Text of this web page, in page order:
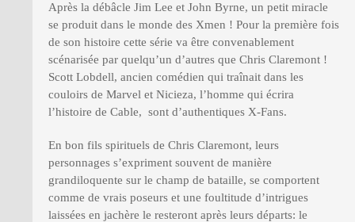
Après la débâcle Jim Lee et John Byrne, un petit miracle
se produit dans le monde des Xmen ! Pour la première fois
de son histoire cette série va être convenablement
scénarisée par quelqu’un d’autres que Chris Claremont !
Scott Lobdell, ancien comédien qui traînait dans les
couloirs de Marvel et Nicieza, l’homme qui écrira
l’histoire de Cable, sont d’authentiques X-Fans.
En bon fils spirituels de Chris Claremont, leurs
personnages s’expriment souvent de manière
grandiloquente sur le champ de bataille, se comportent
comme de vrais poseurs et une foultitude d’intrigues
laissées en jachère le resteront après leurs départs: le